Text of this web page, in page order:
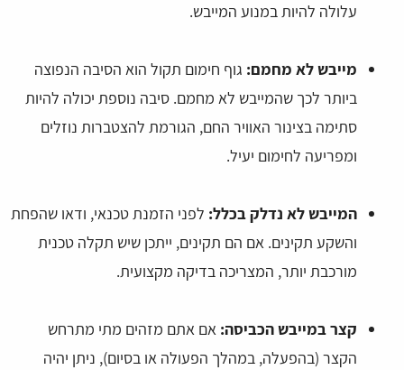
עלולה להיות במנוע המייבש.
מייבש לא מחמם: גוף חימום תקול הוא הסיבה הנפוצה
ביותר לכך שהמייבש לא מחמם. סיבה נוספת יכולה להיות
סתימה בצינור האוויר החם, הגורמת להצטברות נוזלים
ומפריעה לחימום יעיל.
המייבש לא נדלק בכלל: לפני הזמנת טכנאי, ודאו שהפחת
והשקע תקינים. אם הם תקינים, ייתכן שיש תקלה טכנית
מורכבת יותר, המצריכה בדיקה מקצועית.
קצר במייבש הכביסה: אם אתם מזהים מתי מתרחש
הקצר (בהפעלה, במהלך הפעולה או בסיום), ניתן יהיה